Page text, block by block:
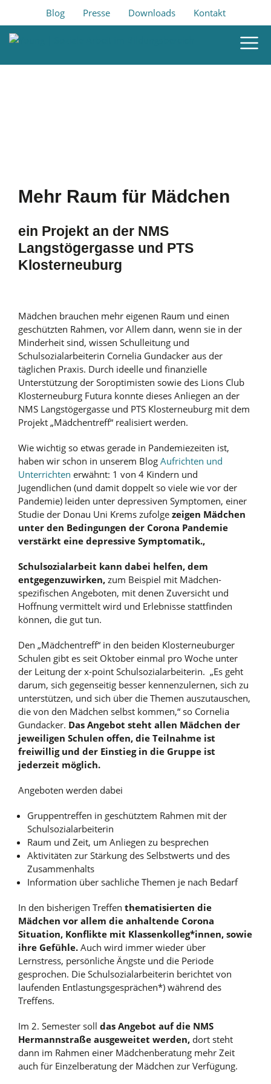
Blog Presse Downloads Kontakt
Mehr Raum für Mädchen
ein Projekt an der NMS
Langstögergasse und PTS
Klosterneuburg
Mädchen brauchen mehr eigenen Raum und einen
geschützten Rahmen, vor Allem dann, wenn sie in der
Minderheit sind, wissen Schulleitung und
Schulsozialarbeiterin Cornelia Gundacker aus der
täglichen Praxis. Durch ideelle und finanzielle
Unterstützung der Soroptimisten sowie des Lions Club
Klosterneuburg Futura konnte dieses Anliegen an der
NMS Langstögergasse und PTS Klosterneuburg mit dem
Projekt „Mädchentreff“ realisiert werden.
Wie wichtig so etwas gerade in Pandemiezeiten ist,
haben wir schon in unserem Blog Aufrichten und
Unterrichten erwähnt: 1 von 4 Kindern und
Jugendlichen (und damit doppelt so viele wie vor der
Pandemie) leiden unter depressiven Symptomen, einer
Studie der Donau Uni Krems zufolge zeigen Mädchen
unter den Bedingungen der Corona Pandemie
verstärkt eine depressive Symptomatik.,
Schulsozialarbeit kann dabei helfen, dem
entgegenzuwirken, zum Beispiel mit Mädchen-
spezifischen Angeboten, mit denen Zuversicht und
Hoffnung vermittelt wird und Erlebnisse stattfinden
können, die gut tun.
Den „Mädchentreff“ in den beiden Klosterneuburger
Schulen gibt es seit Oktober einmal pro Woche unter
der Leitung der x-point Schulsozialarbeiterin. „Es geht
darum, sich gegenseitig besser kennenzulernen, sich zu
unterstützen, und sich über die Themen auszutauschen,
die von den Mädchen selbst kommen,“ so Cornelia
Gundacker. Das Angebot steht allen Mädchen der
jeweiligen Schulen offen, die Teilnahme ist
freiwillig und der Einstieg in die Gruppe ist
jederzeit möglich.
Angeboten werden dabei
Gruppentreffen in geschütztem Rahmen mit der
Schulsozialarbeiterin
Raum und Zeit, um Anliegen zu besprechen
Aktivitäten zur Stärkung des Selbstwerts und des
Zusammenhalts
Information über sachliche Themen je nach Bedarf
In den bisherigen Treffen thematisierten die
Mädchen vor allem die anhaltende Corona
Situation, Konflikte mit Klassenkolleg*innen, sowie
ihre Gefühle. Auch wird immer wieder über
Lernstress, persönliche Ängste und die Periode
gesprochen. Die Schulsozialarbeiterin berichtet von
laufenden Entlastungsgesprächen*) während des
Treffens.
Im 2. Semester soll das Angebot auf die NMS
Hermannstraße ausgeweitet werden, dort steht
dann im Rahmen einer Mädchenberatung mehr Zeit
auch für Einzelberatung der Mädchen zur Verfügung.